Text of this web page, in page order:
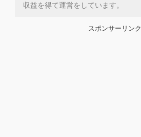
収益を得て運営をしています。
スポンサーリンク